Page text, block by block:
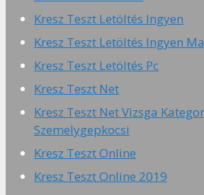
Kresz Teszt Letöltés Ingyen
Kresz Teszt Letöltés Ingyen
Kresz Teszt Letöltés Pc
Kresz Teszt Net
Kresz Teszt Net Vizsga
Szemelygepkocsi
Kresz Teszt Online
Kresz Teszt Online 2019